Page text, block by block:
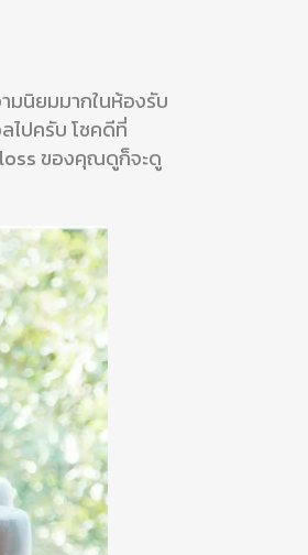
มนิยมมากในห้องรับ
ไปครับ โชคดีที่
ของคุณดูก็จะดู